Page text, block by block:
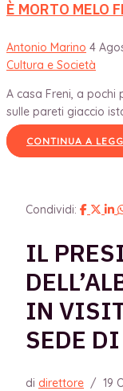
È MORTO MELO
Antonio Marino 4
Cultura e Società
A casa Freni, a pochi
sulle pareti giaccio
CONTINUA A
Condividi:
IL
IN
SEDE
di direttore / 19